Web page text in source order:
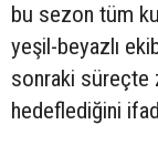
bu sezon tüm
yeşil-beyazlı
sonraki süreçte
hedeflediğini